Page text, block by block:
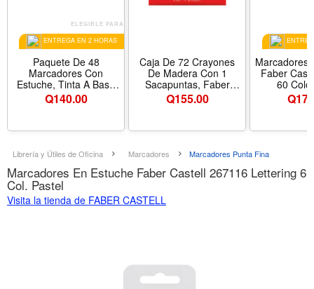
ELEGIBLE PARA
ENTREGA EN 2 HORAS
Paquete De 48
Marcadores Con
Estuche, Tinta A Base
De Agua, Faber Castell
Q140.00
Caja De 72 Crayones
De Madera Con 1
Sacapuntas, Faber
Castell
Q155.00
Marcadores
Faber
60
Q
Librería y Útiles de Oficina Marcadores Marcadores Punta Fina
Marcadores En Estuche Faber Castell 267116 Lettering 6
Col. Pastel
Visita la tienda de FABER CASTELL